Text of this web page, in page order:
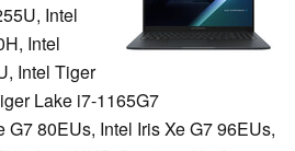
Intel
Intel
Intel Tiger
Lake i7-1165G7
G7 80EUs, Intel Iris Xe G7 96EUs,